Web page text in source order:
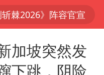
斩棘2026》阵容官宣
俄称边境州遭乌大规模袭击已致13伤
已取消航班388架次
加坡突然发
下跳，阴险